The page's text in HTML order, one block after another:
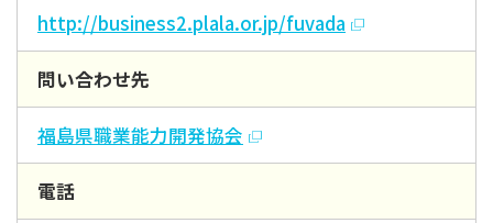
http://business2.plala.or.jp/fuvada
問い合わせ先
福島県職業能力開発協会
電話